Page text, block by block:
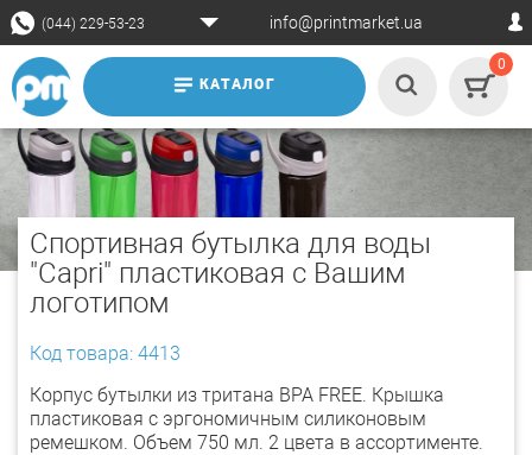
(044) 229-53-23 info@printmarket.ua
КАТАЛОГ
0
Спортивная бутылка для воды
"Сapri" пластиковая с Вашим
логотипом
Код товара: 4413
Корпус бутылки из тритана BPA FREE. Крышка
пластиковая с эргономичным силиконовым
ремешком. Объем 750 мл. 2 цвета в ассортименте.